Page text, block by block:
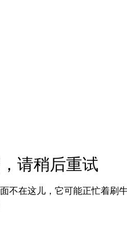
请稍后重试
不在这儿，它可能正忙着刷